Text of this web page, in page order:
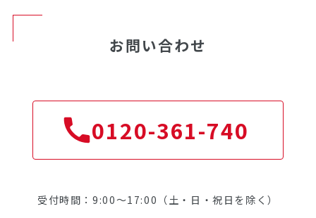
お問い合わせ
0120-361-740
受付時間：9:00～17:00（土・日・祝日を除く）